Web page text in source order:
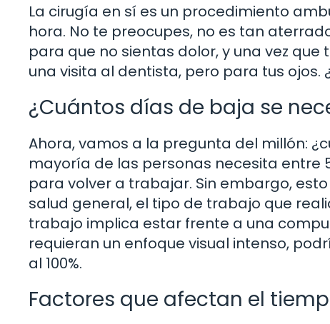
La cirugía en sí es un procedimiento
hora. No te preocupes, no es tan
para que no sientas dolor, y una vez
una visita al dentista, pero para tus ojos.
¿Cuántos días de baja se
Ahora, vamos a la pregunta del millón:
mayoría de las personas necesita entre
para volver a trabajar. Sin embargo,
salud general, el tipo de trabajo que
trabajo implica estar frente a una
requieran un enfoque visual intenso,
al 100%.
Factores que afectan el